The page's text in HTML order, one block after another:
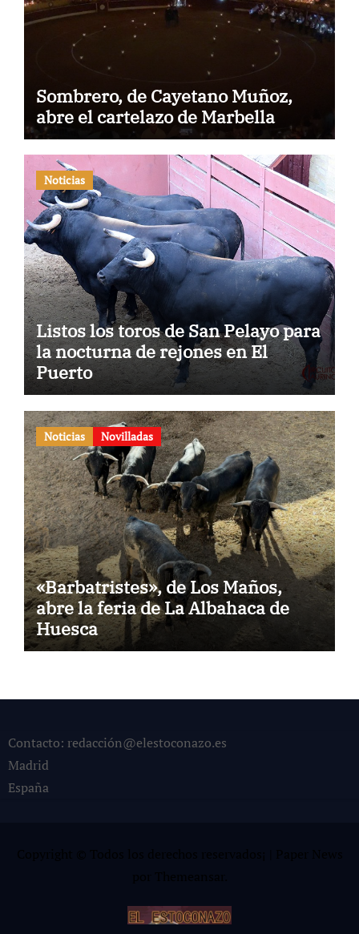
Sombrero, de Cayetano Muñoz,
abre el cartelazo de Marbella
Noticias
Listos los toros de San Pelayo para
la nocturna de rejones en El
Puerto
Noticias Novilladas
«Barbatristes», de Los Maños,
abre la feria de La Albahaca de
Huesca
Contacto: redacción@elestoconazo.es
Madrid
España